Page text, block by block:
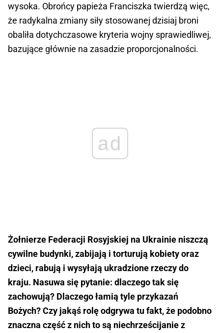
wysoka. Obrońcy papieża Franciszka twierdzą więc,
że radykalna zmiany siły stosowanej dzisiaj broni
obaliła dotychczasowe kryteria wojny sprawiedliwej,
bazujące głównie na zasadzie proporcjonalności.
ad
Żołnierze Federacji Rosyjskiej na Ukrainie niszczą
cywilne budynki, zabijają i torturują kobiety oraz
dzieci, rabują i wysyłają ukradzione rzeczy do
kraju. Nasuwa się pytanie: dlaczego tak się
zachowują? Dlaczego łamią tyle przykazań
Bożych? Czy jakąś rolę odgrywa tu fakt, że podobno
znaczna część z nich to są niechrześcijanie z